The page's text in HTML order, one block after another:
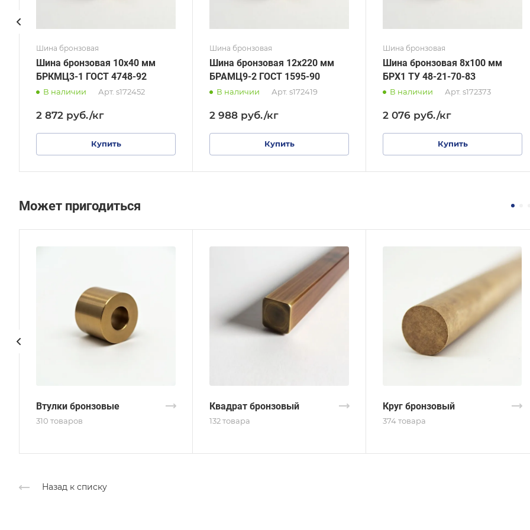
Шина бронзовая
Шина бронзовая 10х40 мм
БРКМЦ3-1 ГОСТ 4748-92
В наличии Арт. s172452
2 872 руб./кг
Купить
Шина бронзовая
Шина бронзовая 12х220 мм
БРАМЦ9-2 ГОСТ 1595-90
В наличии Арт. s172419
2 988 руб./кг
Купить
Шина бронзовая
Шина бронзовая 8х100 мм
БРХ1 ТУ 48-21-70-83
В наличии Арт. s172373
2 076 руб./кг
Купить
Может пригодиться
Втулки бронзовые
310 товаров
Квадрат бронзовый
132 товара
Круг бронзовый
374 товара
Назад к списку